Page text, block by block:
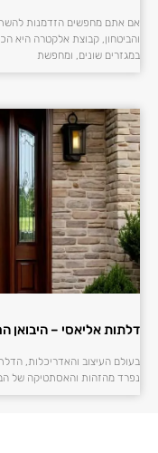
אם אתם מחפשים הזדמנות
והביטחון, קבוצת אלקטרה היא
במגזרים שונים, ומחפשת
דלתות אליאסי – היבואן
בעולם העיצוב והאדריכלות,
נפרד מהזהות והאסתטיקה של